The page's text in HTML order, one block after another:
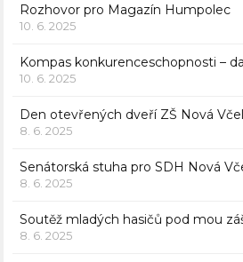
Rozhovor pro Magazín Humpolec
10. 6. 2025
Kompas konkurenceschopnosti –
10. 6. 2025
Den otevřených dveří ZŠ Nová
8. 6. 2025
Senátorská stuha pro SDH Nová
8. 6. 2025
Soutěž mladých hasičů pod mou
8. 6. 2025